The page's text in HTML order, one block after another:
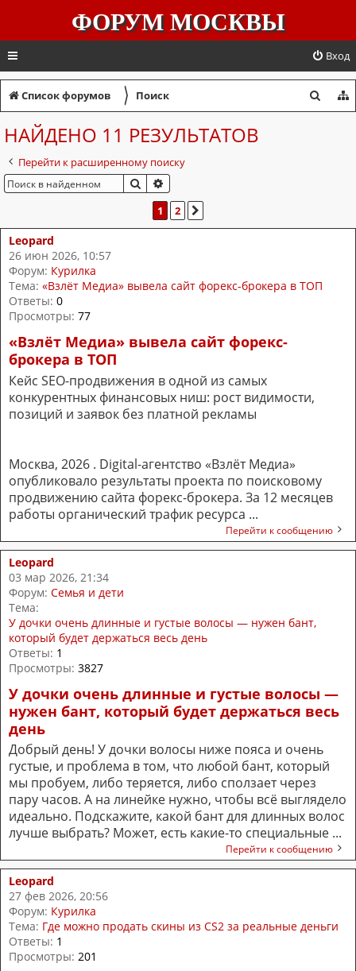
ФОРУМ МОСКВЫ
Вход
Список форумов 〉 Поиск
НАЙДЕНО 11 РЕЗУЛЬТАТОВ
Перейти к расширенному поиску
ПОИСК
1
2
Leopard
26 июн 2026, 10:57
Форум: Курилка
Тема: «Взлёт Медиа» вывела сайт форекс-брокера в ТОП
Ответы: 0
Просмотры: 77
«Взлёт Медиа» вывела сайт форекс-
брокера в ТОП
Кейс SEO-продвижения в одной из самых
конкурентных финансовых ниш: рост видимости,
позиций и заявок без платной рекламы
Москва, 2026 . Digital-агентство «Взлёт Медиа»
опубликовало результаты проекта по поисковому
продвижению сайта форекс-брокера. За 12 месяцев
работы органический трафик ресурса ...
Перейти к сообщению
Leopard
03 мар 2026, 21:34
Форум: Семья и дети
Тема:
У дочки очень длинные и густые волосы — нужен бант,
который будет держаться весь день
Ответы: 1
Просмотры: 3827
У дочки очень длинные и густые волосы —
нужен бант, который будет держаться весь
день
Добрый день! У дочки волосы ниже пояса и очень
густые, и проблема в том, что любой бант, который
мы пробуем, либо теряется, либо сползает через
пару часов. А на линейке нужно, чтобы всё выглядело
идеально. Подскажите, какой бант для длинных волос
лучше выбрать? Может, есть какие-то специальные ...
Перейти к сообщению
Leopard
27 фев 2026, 20:56
Форум: Курилка
Тема: Где можно продать скины из CS2 за реальные деньги
Ответы: 1
Просмотры: 201